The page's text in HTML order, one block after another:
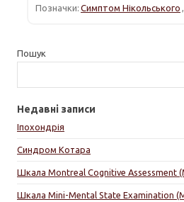
Позначки: Симптом Нікольського ,
Пошук
Недавні записи
Іпохондрія
Синдром Котара
Шкала Montreal Cognitive Assessment
Шкала Mini-Mental State Examination